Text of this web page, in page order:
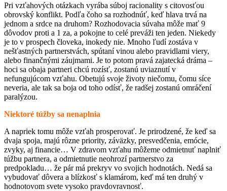
Pri vzťahových otázkach vyrába súboj racionality s citovosťou
obrovský konflikt. Podľa čoho sa rozhodnúť, keď hlava trvá na
jednom a srdce na druhom? Rozhodovacia súvaha môže mať 9
dôvodov proti a 1 za, a pokojne to celé preváži ten jeden. Niekedy
je to v prospech človeka, inokedy nie. Mnoho ľudí zostáva v
nešťastných partnerstvách, spútaní vinou alebo pravidlami viery,
alebo finančnými záujmami. Je to potom pravá zajatecká dráma –
hoci sa obaja partneri chcú rozísť, zostanú uviaznutí v
nefungujúcom vzťahu. Obetujú svoje životy niečomu, čomu síce
neveria, ale tak sa boja od toho odísť, že radšej zostanú omráčení
paralýzou.
Niektoré túžby sa nenaplnia
A napriek tomu môže vzťah prosperovať. Je prirodzené, že keď sa
dvaja spoja, majú rôzne priority, záväzky, presvedčenia, emócie,
zvyky, aj financie… V zdravom vzťahu môžeme odmietnuť naplniť
túžbu partnera, a odmietnutie neohrozí partnerstvo za
predpokladu… že pár má prekryv vo svojich hodnotách. Nedá sa
vybudovať dôvera a blízkosť s klamárom, keď má ten druhý v
hodnotovom svete vysoko pravdovravnosť.